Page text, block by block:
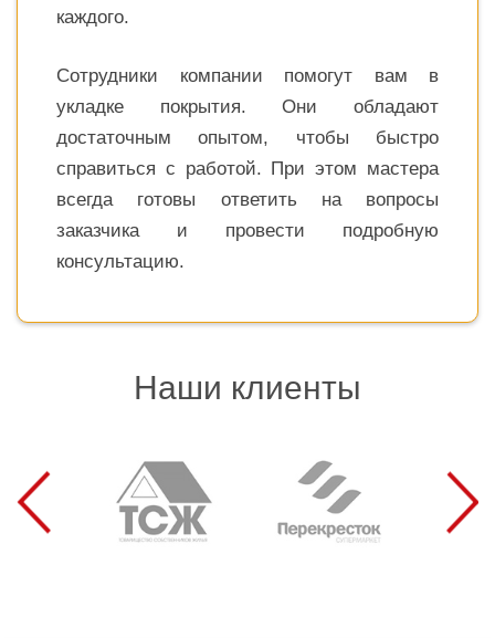
каждого.
Сотрудники компании помогут вам в
укладке покрытия. Они обладают
достаточным опытом, чтобы быстро
справиться с работой. При этом мастера
всегда готовы ответить на вопросы
заказчика и провести подробную
консультацию.
Наши клиенты